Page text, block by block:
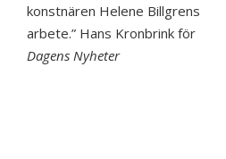
konstnären Helene Billgrens
arbete.” Hans Kronbrink för
Dagens Nyheter